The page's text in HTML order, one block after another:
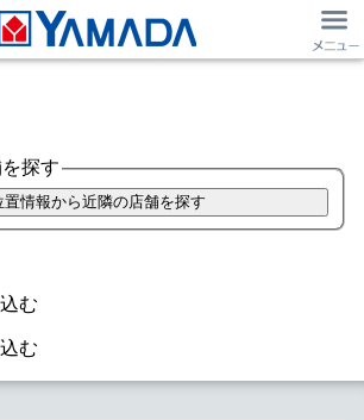
探す
む
マツヤデンキ
む